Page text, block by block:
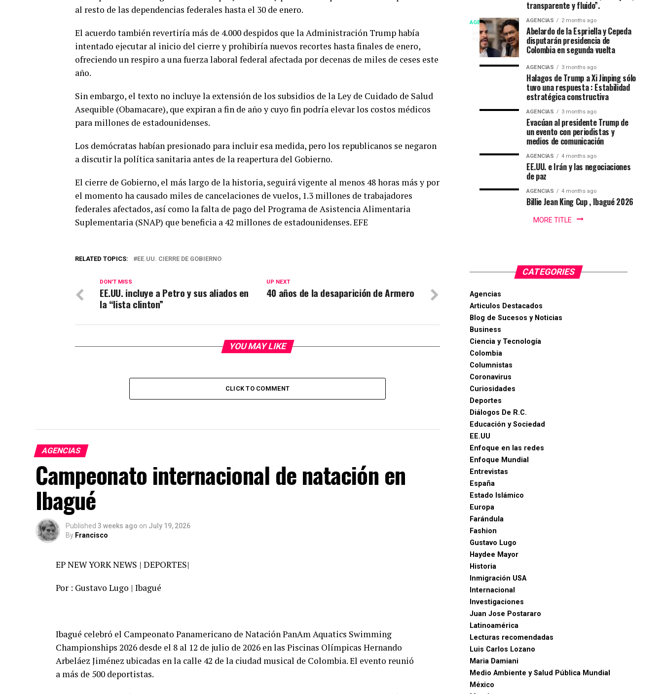
al resto de las dependencias federales hasta el 30 de enero.
El acuerdo también revertiría más de 4.000 despidos que la Administración Trump había
intentado ejecutar al inicio del cierre y prohibiría nuevos recortes hasta finales de enero,
ofreciendo un respiro a una fuerza laboral federal afectada por decenas de miles de ceses este
año.
Sin embargo, el texto no incluye la extensión de los subsidios de la Ley de Cuidado de Salud
Asequible (Obamacare), que expiran a fin de año y cuyo fin podría elevar los costos médicos
para millones de estadounidenses.
Los demócratas habían presionado para incluir esa medida, pero los republicanos se negaron
a discutir la política sanitaria antes de la reapertura del Gobierno.
El cierre de Gobierno, el más largo de la historia, seguirá vigente al menos 48 horas más y por
el momento ha causado miles de cancelaciones de vuelos, 1.3 millones de trabajadores
federales afectados, así como la falta de pago del Programa de Asistencia Alimentaria
Suplementaria (SNAP) que beneficia a 42 millones de estadounidenses. EFE
RELATED TOPICS: EE.UU. CIERRE DE GOBIERNO
UP NEXT
40 años de la desaparición de Armero
DON'T MISS
EE.UU. incluye a Petro y sus aliados en
la “lista clinton”
YOU MAY LIKE
CLICK TO COMMENT
AGENCIAS
Campeonato internacional de natación en
Ibagué
Published 3 weeks ago on July 19, 2026
By Francisco
EP NEW YORK NEWS | DEPORTES|
Por : Gustavo Lugo | Ibagué
Ibagué celebró el Campeonato Panamericano de Natación PanAm Aquatics Swimming
Championships 2026 desde el 8 al 12 de julio de 2026 en las Piscinas Olímpicas Hernando
Arbeláez Jiménez ubicadas en la calle 42 de la ciudad musical de Colombia. El evento reunió
a más de 500 deportistas.
AGENCIAS
3
weeks
ago
Campeonato
internacional
de
natación
en
NEW
YORK
Campeonato
fiesta”
en
52
festival
Espriella
nuevo
presidente
transparente y fluido”.
AGENCIAS 2 months ago
Abelardo de la Espriella y Cepeda
disputarán presidencia de
Colombia en segunda vuelta
AGENCIAS 3 months ago
Halagos de Trump a Xi Jinping sólo
tuvo una respuesta : Estabilidad
estratégica constructiva
AGENCIAS 3 months ago
Evacúan al presidente Trump de
un evento con periodistas y
medios de comunicación
AGENCIAS 4 months ago
EE.UU. e Irán y las negociaciones
de paz
AGENCIAS 4 months ago
Billie Jean King Cup , Ibagué 2026
MORE TITLE
CATEGORIES
Agencias
Articulos Destacados
Blog de Sucesos y Noticias
Business
Ciencia y Tecnología
Colombia
Columnistas
Coronavirus
Curiosidades
Deportes
Diálogos De R.C.
Educación y Sociedad
EE.UU
Enfoque en las redes
Enfoque Mundial
Entrevistas
España
Estado Islámico
Europa
Farándula
Fashion
Gustavo Lugo
Haydee Mayor
Historia
Inmigración USA
Internacional
Investigaciones
Juan Jose Postararo
Latinoamérica
Lecturas recomendadas
Luis Carlos Lozano
Maria Damiani
Medio Ambiente y Salud Pública Mundial
México